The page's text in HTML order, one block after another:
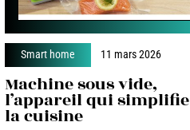
Smart home 11 mars 2026
Machine sous vide,
l’appareil qui simplifie
la cuisine